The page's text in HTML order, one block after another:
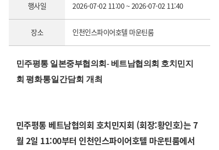
행사일 2026-07-02 11:00 ~ 2026-07-02 11:40
장소 인천인스파이어호텔 마운틴룸
민주평통 일본중부협의회- 베트남협의회 호치민지
회 평화통일간담회 개최
민주평통 베트남협의회 호치민지회 (회장:황인호)는 7
월 2일 11:00부터 인천인스파이어호텔 마운틴룸에서